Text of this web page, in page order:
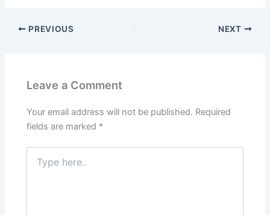
PREVIOUS NEXT
Leave a Comment
Your email address will not be published. Required
fields are marked *
here..